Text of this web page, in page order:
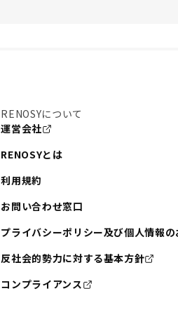
RENOSYについて
運営会社
RENOSYとは
利用規約
お問い合わせ窓口
プライバシーポリシー及び個人情報
反社会的勢力に対する基本方針
コンプライアンス